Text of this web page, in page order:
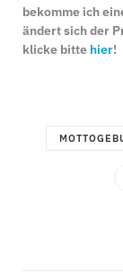
bekomme ich
ändert sich der
klicke bitte hier!